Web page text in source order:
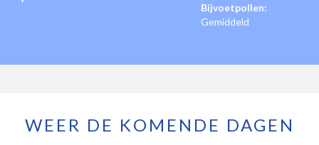
Bijvoetpollen:
Gemiddeld
WEER DE KOMENDE DAGEN